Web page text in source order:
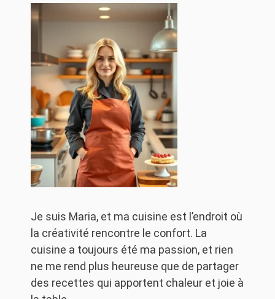
Je suis Maria, et ma cuisine est l’endroit où
la créativité rencontre le confort. La
cuisine a toujours été ma passion, et rien
ne me rend plus heureuse que de partager
des recettes qui apportent chaleur et joie à